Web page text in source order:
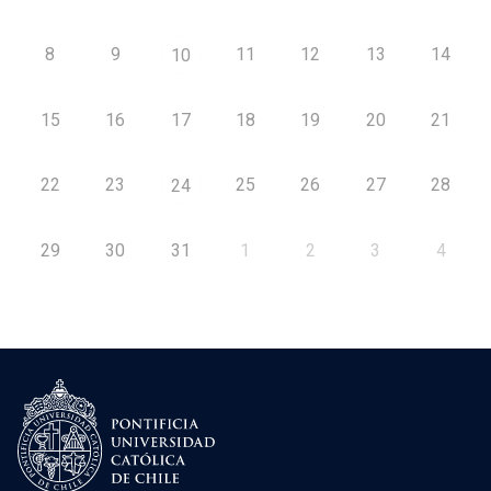
8 9 10 11 12 13 14
15 16 17 18 19 20 21
22 23 24 25 26 27 28
29 30 31 1 2 3 4